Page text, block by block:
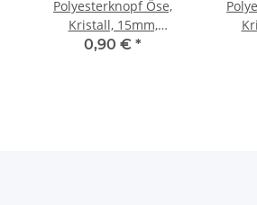
Polyesterknopf Öse,
Kristall, 15mm,
transparent
0,90 € *